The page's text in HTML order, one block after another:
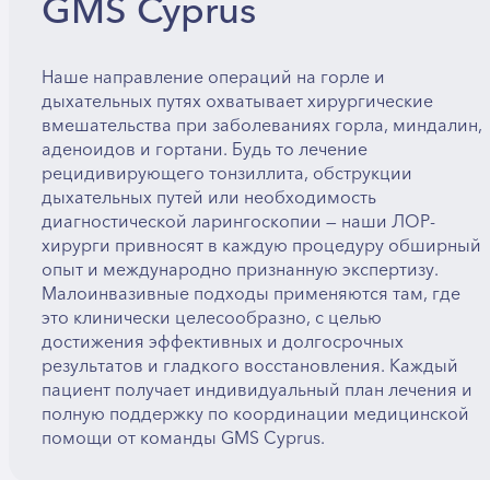
Наше направление операций на горле и
дыхательных путях охватывает хирургические
вмешательства при заболеваниях горла, миндалин,
аденоидов и гортани. Будь то лечение
рецидивирующего тонзиллита, обструкции
дыхательных путей или необходимость
диагностической ларингоскопии — наши ЛОР-
хирурги привносят в каждую процедуру обширный
опыт и международно признанную экспертизу.
Малоинвазивные подходы применяются там, где
это клинически целесообразно, с целью
достижения эффективных и долгосрочных
результатов и гладкого восстановления. Каждый
пациент получает индивидуальный план лечения и
полную поддержку по координации медицинской
помощи от команды GMS Cyprus.